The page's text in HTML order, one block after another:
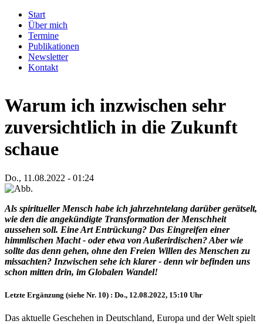
Direkt
zum
Inhalt
Main
navigation
Start
Über mich
Termine
Publikationen
Newsletter
Kontakt
Warum ich inzwischen sehr
zuversichtlich in die Zukunft
schaue
Do., 11.08.2022 - 01:24
Als spiritueller Mensch habe ich jahrzehntelang darüber gerätselt,
wie den die angekündigte Transformation der Menschheit
aussehen soll. Eine Art Entrückung? Das Eingreifen einer
himmlischen Macht - oder etwa von Außerirdischen? Aber wie
sollte das denn gehen, ohne den Freien Willen des Menschen zu
missachten? Inzwischen sehe ich klarer - denn wir befinden uns
schon mitten drin, im Globalen Wandel!
Letzte Ergänzung (siehe Nr. 10) : Do., 12.08.2022, 15:10 Uhr
Das aktuelle Geschehen in Deutschland, Europa und der Welt spielt